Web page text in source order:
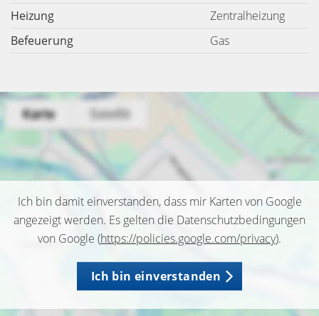
Heizung
Zentralheizung
Befeuerung
Gas
Ich bin damit einverstanden, dass mir Karten von Google
angezeigt werden. Es gelten die Datenschutzbedingungen
von Google (https://policies.google.com/privacy).
Ich bin einverstanden